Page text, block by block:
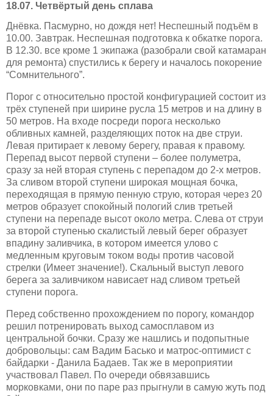
18.07. Четвёртый день сплава
Днёвка. Пасмурно, но дождя нет! Неспешный подъём в
10.00. Завтрак. Неспешная подготовка к обкатке порога.
В 12.30. все кроме 1 экипажа (разобрали свой катамаран
для ремонта) спустились к берегу и началось покорение
“Сомнительного”.
Порог с относительно простой конфигурацией состоит из
трёх ступеней при ширине русла 15 метров и на длину в
50 метров. На входе посреди порога несколько
обливных камней, разделяющих поток на две струи.
Левая притирает к левому берегу, правая к правому.
Перепад высот первой ступени – более полуметра,
сразу за ней вторая ступень с перепадом до 2-х метров.
За сливом второй ступени широкая мощная бочка,
переходящая в прямую пенную струю, которая через 20
метров образует спокойный пологий слив третьей
ступени на перепаде высот около метра. Слева от струи
за второй ступенью скалистый левый берег образует
впадину заливчика, в котором имеется улово с
медленным круговым током воды против часовой
стрелки (Имеет значение!). Скальный выступ левого
берега за заливчиком нависает над сливом третьей
ступени порога.
Перед собственно прохождением по порогу, командор
решил потренировать выход самосплавом из
центральной бочки. Сразу же нашлись и подопытные
добровольцы: сам Вадим Басько и матрос-оптимист с
байдарки - Данила Бадаев. Так же в мероприятии
участвовал Павел. По очереди обвязавшись
морковками, они по паре раз прыгнули в самую жуть под